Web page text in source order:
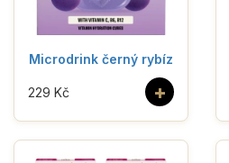
Microdrink černý rybíz
+
229 Kč